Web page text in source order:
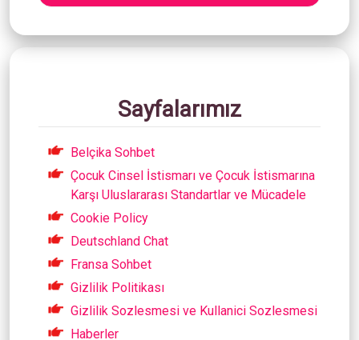
Sayfalarımız
Belçika Sohbet
Çocuk Cinsel İstismarı ve Çocuk İstismarına
Karşı Uluslararası Standartlar ve Mücadele
Cookie Policy
Deutschland Chat
Fransa Sohbet
Gizlilik Politikası
Gizlilik Sozlesmesi ve Kullanici Sozlesmesi
Haberler